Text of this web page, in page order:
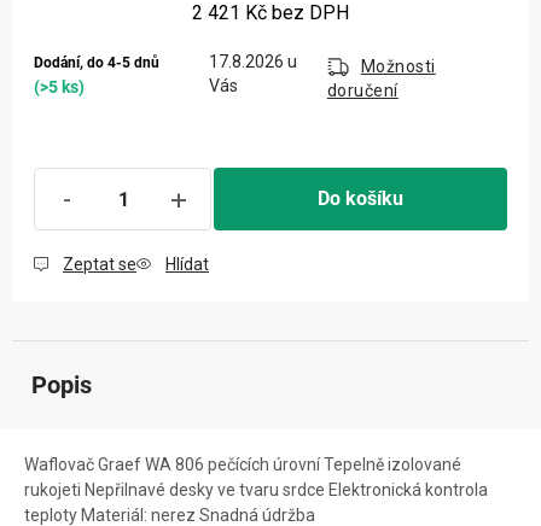
2 421 Kč bez DPH
Dodání, do 4-5 dnů
(>5 ks)
17.8.2026
Možnosti
doručení
Do košíku
Zeptat se Hlídat
Popis
Waflovač Graef WA 806 pečících úrovní Tepelně izolované
rukojeti Nepřilnavé desky ve tvaru srdce Elektronická kontrola
teploty Materiál: nerez Snadná údržba